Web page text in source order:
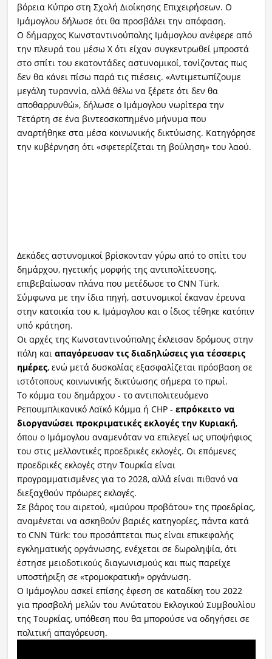
βόρεια Κύπρο στη Σχολή Διοίκησης Επιχειρήσεων. Ο
Ιμάμογλου δήλωσε ότι θα προσβάλει την απόφαση.
Ο δήμαρχος Κωνσταντινούπολης Ιμάμογλου ανέφερε από
την πλευρά του μέσω X ότι είχαν συγκεντρωθεί μπροστά
στο σπίτι του εκατοντάδες αστυνομικοί, τονίζοντας πως
δεν θα κάνει πίσω παρά τις πιέσεις. «Αντιμετωπίζουμε
μεγάλη τυραννία, αλλά θέλω να ξέρετε ότι δεν θα
αποθαρρυνθώ», δήλωσε ο Ιμάμογλου νωρίτερα την
Τετάρτη σε ένα βιντεοσκοπημένο μήνυμα που
αναρτήθηκε στα μέσα κοινωνικής δικτύωσης. Κατηγόρησε
την κυβέρνηση ότι «σφετερίζεται τη βούληση» του λαού.
Δεκάδες αστυνομικοί βρίσκονταν γύρω από το σπίτι του
δημάρχου, ηγετικής μορφής της αντιπολίτευσης,
επιβεβαίωσαν πλάνα που μετέδωσε το CNN Türk.
Σύμφωνα με την ίδια πηγή, αστυνομικοί έκαναν έρευνα
στην κατοικία του κ. Ιμάμογλου και ο ίδιος τέθηκε κατόπιν
υπό κράτηση.
Οι αρχές της Κωνσταντινούπολης έκλεισαν δρόμους στην
πόλη και απαγόρευσαν τις διαδηλώσεις για τέσσερις
ημέρες, ενώ μετά δυσκολίας εξασφαλίζεται πρόσβαση σε
ιστότοπους κοινωνικής δικτύωσης σήμερα το πρωί.
Το κόμμα του δημάρχου - το αντιπολιτευόμενο
Ρεπουμπλικανικό Λαϊκό Κόμμα ή CHP - επρόκειτο να
διοργανώσει προκριματικές εκλογές την Κυριακή,
όπου ο Ιμάμογλου αναμενόταν να επιλεγεί ως υποψήφιος
του στις μελλοντικές προεδρικές εκλογές. Οι επόμενες
προεδρικές εκλογές στην Τουρκία είναι
προγραμματισμένες για το 2028, αλλά είναι πιθανό να
διεξαχθούν πρόωρες εκλογές.
Σε βάρος του αιρετού, «μαύρου προβάτου» της προεδρίας,
αναμένεται να ασκηθούν βαριές κατηγορίες, πάντα κατά
το CNN Türk: του προσάπτεται πως είναι επικεφαλής
εγκληματικής οργάνωσης, ενέχεται σε δωροληψία, ότι
έστησε μειοδοτικούς διαγωνισμούς και πως παρείχε
υποστήριξη σε «τρομοκρατική» οργάνωση.
Ο Ιμάμογλου ασκεί επίσης έφεση σε καταδίκη του 2022
για προσβολή μελών του Ανώτατου Εκλογικού Συμβουλίου
της Τουρκίας, υπόθεση που θα μπορούσε να οδηγήσει σε
πολιτική απαγόρευση.